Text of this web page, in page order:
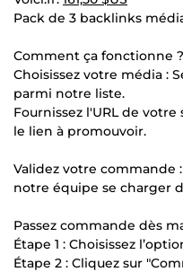
Pack de 3 backlinks
Comment ça fonctionne ?
Choisissez votre média :
parmi notre liste.
Fournissez l'URL de
le lien à promouvoir.
Validez votre commande
notre équipe se charger
Passez commande dès
Étape 1 : Choisissez
Étape 2 : Cliquez sur